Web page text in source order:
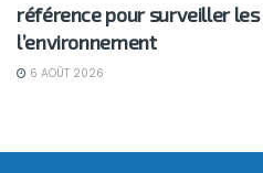
référence pour surveiller
l’environnement
6 AOÛT 2026